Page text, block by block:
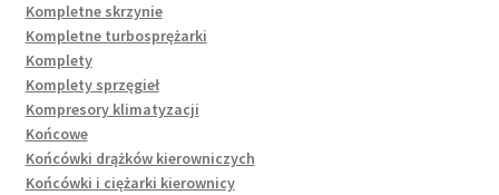
Kompletne skrzynie
Kompletne turbosprężarki
Komplety
Komplety sprzęgieł
Kompresory klimatyzacji
Końcowe
Końcówki drążków kierowniczych
Końcówki i ciężarki kierownicy